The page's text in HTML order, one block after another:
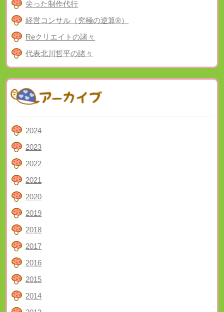
尖った制作代行
経営コンサル（究極の逆算®）
Reクリエイトの諸々
代表北川哲平の諸々
2024
2023
2022
2021
2020
2019
2018
2017
2016
2015
2014